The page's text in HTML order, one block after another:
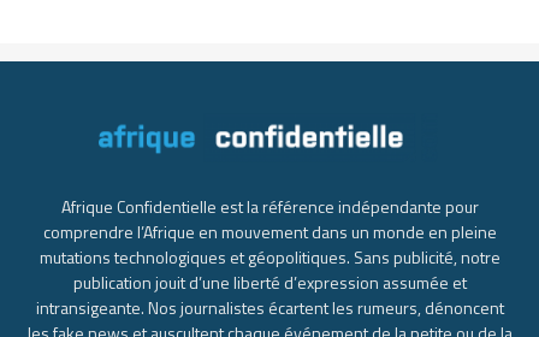
Afrique Confidentielle est la référence indépendante pour
comprendre l’Afrique en mouvement dans un monde en pleine
mutations technologiques et géopolitiques. Sans publicité, notre
publication jouit d’une liberté d’expression assumée et
intransigeante. Nos journalistes écartent les rumeurs, dénoncent